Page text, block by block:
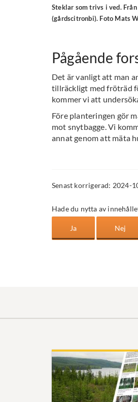
Steklar som trivs i ved.
(gårdscitronbi). Foto Mats
Pågående
Det är vanligt att man
tillräckligt med fröträd
kommer vi att
Före planteringen gör
mot snytbagge. Vi
annat genom att mäta
Senast korrigerad: 2024-
Hade du nytta av